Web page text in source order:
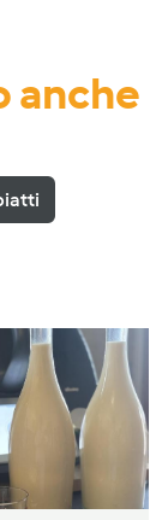
anche